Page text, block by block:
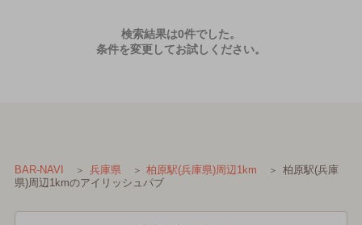
検索結果は0件でした。
条件を変更してお試しください。
BAR-NAVI 兵庫県 柏原駅(兵庫県)周辺1km
柏原駅(兵庫
県)周辺1kmのアイリッシュパブ